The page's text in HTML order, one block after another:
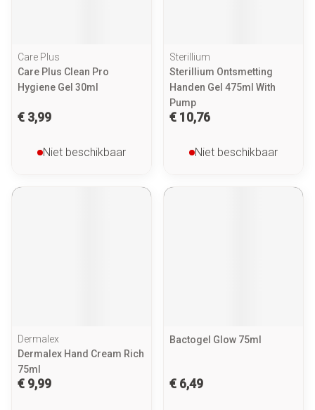
Care Plus
Care Plus Clean Pro
Hygiene Gel 30ml
€ 3,99
Niet beschikbaar
Sterillium
Sterillium Ontsmetting
Handen Gel 475ml With
Pump
€ 10,76
Niet beschikbaar
Dermalex
Dermalex Hand Cream Rich
75ml
€ 9,99
Bactogel Glow 75ml
€ 6,49